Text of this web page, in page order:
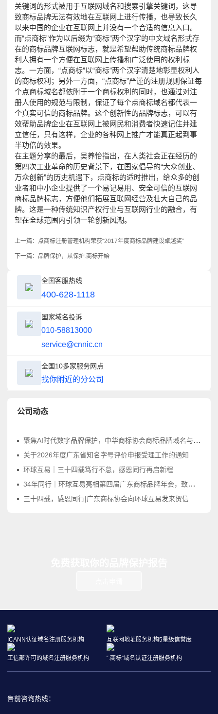
关键词的形式被用于互联网域名和搜索引擎关键词，这导
致商标品牌无法有效地在互联网上进行传播，也导致长久
以来中国的企业在互联网上并没有一个合适的信息入口。
而“点商标”作为以后缀为“商标”两个汉字的中文域名形式存
在的商标品牌互联网标志，就是希望帮助传统商标品牌权
利人拥有一个方便在互联网上传播和广泛使用的权利标
志。一方面，“点商标”以“商标”两个汉字清楚地彰显权利人
的商标权利；另外一方面，“点商标”严谨的注册规则保证每
个点商标域名都依附于一个商标权利的同时，也通过对注
册人使用的规范与限制，保证了每个点商标域名都代表一
个真实可信的商标品牌。这个创新性的品牌标志，可以有
效帮助品牌企业在互联网上被网民和消费者快速记住并建
立信任，只有这样，企业的各种网上推广才能真正起到事
半功倍的效果。
在主题分享的最后，吴养怡指出，在人类社会正在经历的
第四次工业革命的历史背景下，在国家倡导的“大众创业、
万众创新”的历史机遇下，点商标的适时推出，给众多的创
业者和中小企业提供了一个易记易用、安全可信的互联网
商标品牌标志，方便他们拓展互联网经营及壮大自己的品
牌。这是一种传统知识产权行业与互联网行业的融合，有
望在全球范围内引领一轮创新风潮。
上一篇： 点商标注册管理机构荣获“2017年度商标品牌建设卓越奖”
下一篇： 品牌保护，从保护.商标开始
全国客服热线
400-628-1118
国家域名投诉
010-58813000
service@cnnic.cn
全国10多家服务网点
找你附近的分公司
公司动态
聚焦AI时代数字品牌保护，中华商标协会商标品牌域名与网络标识工作委员会正式成立
关于2026年度广东省知名字号评价申报受理工作的通知
环球互易｜三十四载笃行不怠，感恩同行再启新程
34年同行｜环球互易亮相第四届广东商标品牌年会，致敬品牌守护之路
三十四载，感恩同行|广东商标协会向环球互易发来贺信
ICANN认证域名注册服务机构 互联网地址服务机构5星级信誉度
工信部许可的域名注册服务机构 “.商标”域名认证注册服务机构
售前咨询热线：